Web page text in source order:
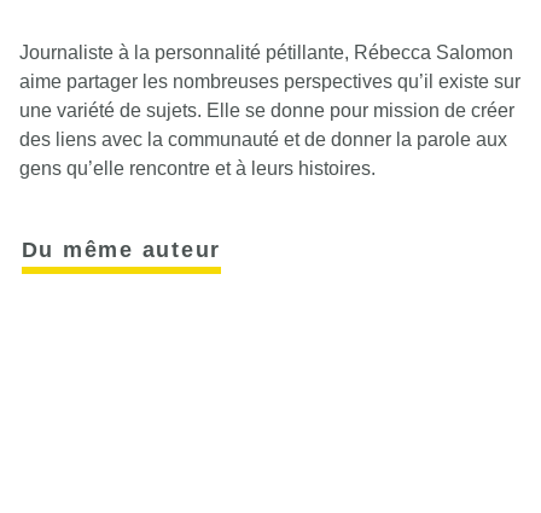
Journaliste à la personnalité pétillante, Rébecca Salomon
aime partager les nombreuses perspectives qu’il existe sur
une variété de sujets. Elle se donne pour mission de créer
des liens avec la communauté et de donner la parole aux
gens qu’elle rencontre et à leurs histoires.
Du même auteur